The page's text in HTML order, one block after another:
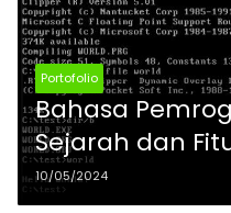
Portofolio
Bahasa
Sejarah dan
10/05/2024